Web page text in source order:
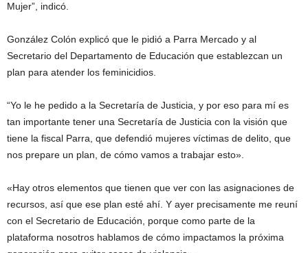
Mujer”, indicó.
González Colón explicó que le pidió a Parra Mercado y al
Secretario del Departamento de Educación que establezcan un
plan para atender los feminicidios.
“Yo le he pedido a la Secretaría de Justicia, y por eso para mí es
tan importante tener una Secretaría de Justicia con la visión que
tiene la fiscal Parra, que defendió mujeres víctimas de delito, que
nos prepare un plan, de cómo vamos a trabajar esto».
«Hay otros elementos que tienen que ver con las asignaciones de
recursos, así que ese plan esté ahí. Y ayer precisamente me reuní
con el Secretario de Educación, porque como parte de la
plataforma nosotros hablamos de cómo impactamos la próxima